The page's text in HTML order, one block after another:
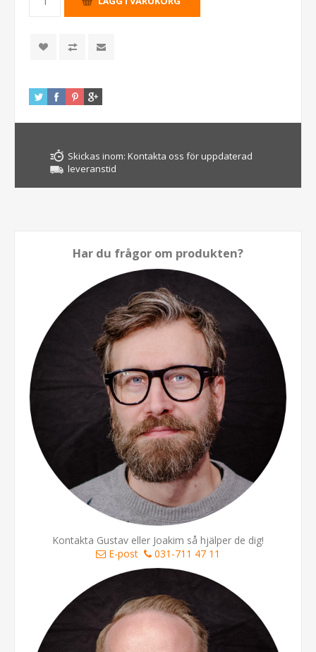
Skickas inom: Kontakta oss för uppdaterad
leveranstid
Har du frågor om produkten?
Kontakta Gustav eller Joakim så hjälper de dig!
E-post
031-711 47 11